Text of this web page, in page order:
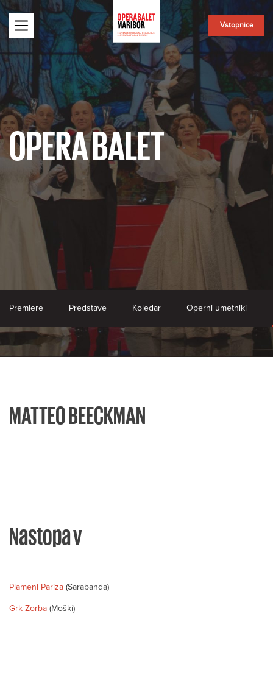
Vstopnice
OPERA BALET
Premiere Predstave Koledar Operni umetniki
MATTEO BEECKMAN
Nastopa v
Plameni Pariza (Sarabanda)
Grk Zorba (Moški)